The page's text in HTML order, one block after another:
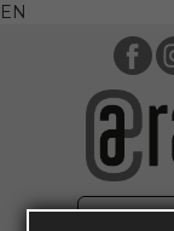
EN